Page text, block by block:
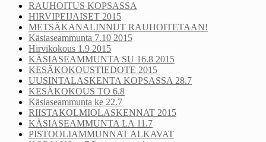
RAUHOITUS KOPSASSA
HIRVIPEIJAISET 2015
METSÄKANALINNUT RAUHOITETAAN!
Käsiaseammunta 7.10 2015
Hirvikokous 1.9 2015
KÄSIASEAMMUNTA SU 16.8 2015
KESÄKOKOUSTIEDOTE 2015
UUSINTALASKENTA KOPSASSA 28.7
KESÄKOKOUS TO 6.8
Käsiaseammunta ke 22.7
RIISTAKOLMIOLASKENNAT 2015
KÄSIASEAMMUNTA LA 11.7
PISTOOLIAMMUNNAT ALKAVAT